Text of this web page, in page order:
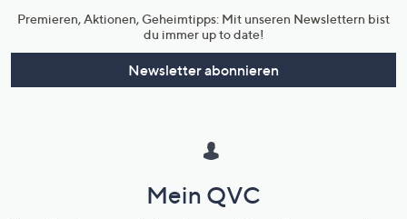
Premieren, Aktionen, Geheimtipps: Mit unseren Newslettern bist
du immer up to date!
Newsletter abonnieren
Mein QVC